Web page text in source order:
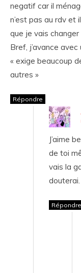
negatif car il
n’est pas au rdv et
que je vais changer
Bref, j’avance
« exige beaucoup
autres »
Répondre
J’aime
de toi
vais la
Répondre